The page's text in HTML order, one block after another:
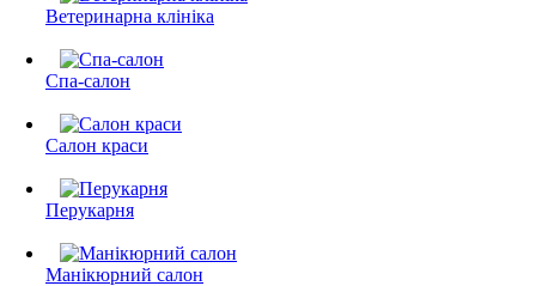
Ветеринарна клініка
Спа-салон
Салон краси
Перукарня
Манікюрний салон